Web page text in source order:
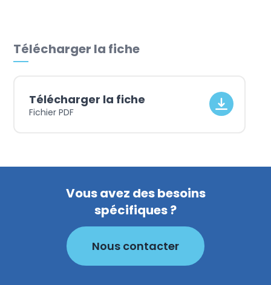
Télécharger la fiche
Télécharger la fiche
Fichier PDF
Vous avez des besoins
spécifiques ?
Nous contacter